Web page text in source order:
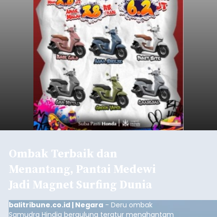
Ombak Terbaik dan
Menantang, Pantai Medewi
Jadi Magnet Surfing Dunia
balitribune.co.id | Negara - Deru ombak
Samudra Hindia bergulung teratur menghantam